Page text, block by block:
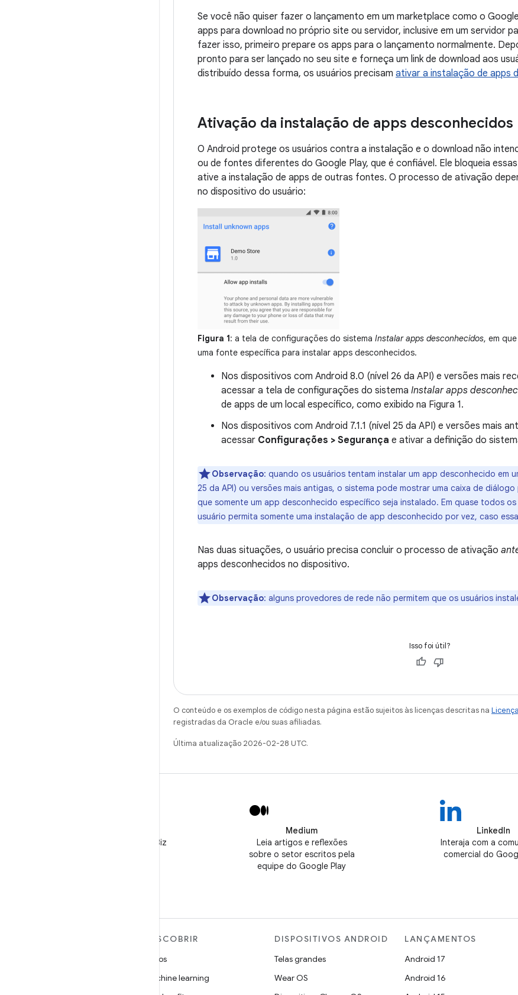
Se você não quiser fazer o lançamento em um marketplace como o
apps para download no próprio site ou servidor, inclusive em um servidor
fazer isso, primeiro prepare os apps para o lançamento normalmente.
pronto para ser lançado no seu site e forneça um link de download aos
distribuído dessa forma, os usuários precisam ativar a instalação de apps
Ativação da instalação de apps desconhecidos
O Android protege os usuários contra a instalação e o download não
ou de fontes diferentes do Google Play, que é confiável. Ele bloqueia
ative a instalação de apps de outras fontes. O processo de ativação
no dispositivo do usuário:
Figura 1: a tela de configurações do sistema Instalar apps desconhecidos, em
uma fonte específica para instalar apps desconhecidos.
Nos dispositivos com Android 8.0 (nível 26 da API) e versões mais
acessar a tela de configurações do sistema Instalar apps
de apps de um local específico, como exibido na Figura 1.
Nos dispositivos com Android 7.1.1 (nível 25 da API) e versões mais
acessar Configurações > Segurança e ativar a definição do
Observação: quando os usuários tentam instalar um app desconhecido em
25 da API) ou versões mais antigas, o sistema pode mostrar uma caixa de
que somente um app desconhecido específico seja instalado. Em quase todos
usuário permita somente uma instalação de app desconhecido por vez, caso
Nas duas situações, o usuário precisa concluir o processo de ativação
apps desconhecidos no dispositivo.
Observação: alguns provedores de rede não permitem que os usuários
Isso foi útil?
O conteúdo e os exemplos de código nesta página estão sujeitos às licenças descritas na
registradas da Oracle e/ou suas afiliadas.
Última atualização 2026-02-28 UTC.
Siga o perfil @GooglePlayBiz
Medium
Leia artigos e reflexões
sobre o setor escritos pela
equipe do Google Play
LinkedIn
Interaja com a
comercial do
DESCOBRIR
Jogos
Machine learning
DISPOSITIVOS ANDROID
Telas grandes
Wear OS
LANÇAMENTOS
Android 17
Android 16